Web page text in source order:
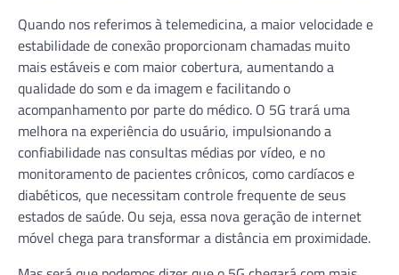
Quando nos referimos à telemedicina, a maior velocidade e
estabilidade de conexão proporcionam chamadas muito
mais estáveis e com maior cobertura, aumentando a
qualidade do som e da imagem e facilitando o
acompanhamento por parte do médico. O 5G trará uma
melhora na experiência do usuário, impulsionando a
confiabilidade nas consultas médias por vídeo, e no
monitoramento de pacientes crônicos, como cardíacos e
diabéticos, que necessitam controle frequente de seus
estados de saúde. Ou seja, essa nova geração de internet
móvel chega para transformar a distância em proximidade.